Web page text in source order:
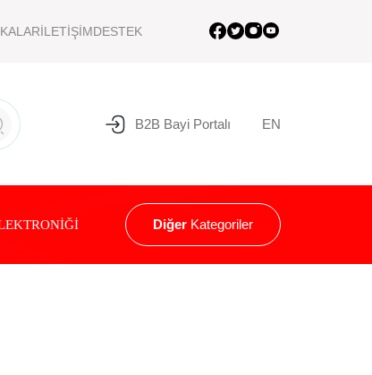
İLETİŞİMDESTEK
B2B Bayi Portalı EN
Diğer Kategoriler